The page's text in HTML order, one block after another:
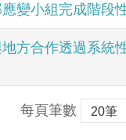
變小組完成階段
方合作透過系統
每頁筆數